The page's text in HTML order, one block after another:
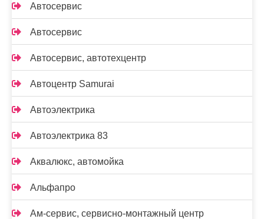
Автосервис
Автосервис
Автосервис, автотехцентр
Автоцентр Samurai
Автоэлектрика
Автоэлектрика 83
Аквалюкс, автомойка
Альфапро
Ам-сервис, сервисно-монтажный центр